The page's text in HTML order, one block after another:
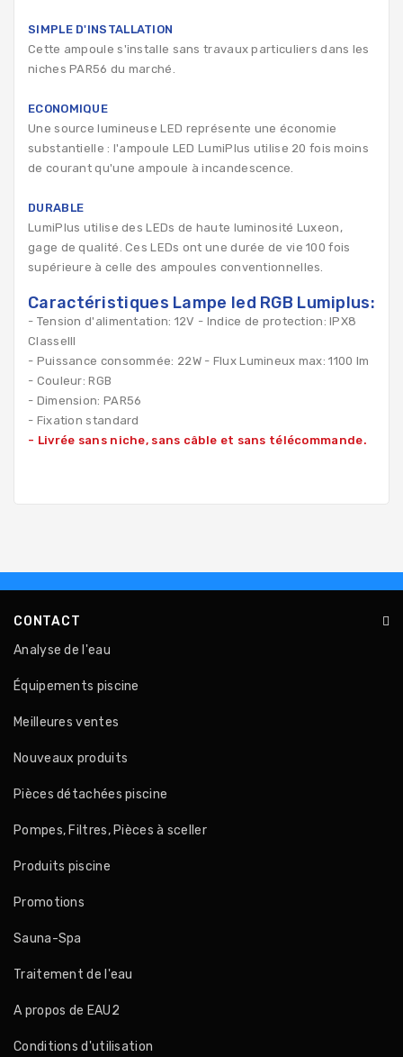
SIMPLE D'INSTALLATION
Cette ampoule s'installe sans travaux particuliers dans les
niches PAR56 du marché.
ECONOMIQUE
Une source lumineuse LED représente une économie
substantielle : l'ampoule LED LumiPlus utilise 20 fois moins
de courant qu'une ampoule à incandescence.
DURABLE
LumiPlus utilise des LEDs de haute luminosité Luxeon,
gage de qualité. Ces LEDs ont une durée de vie 100 fois
supérieure à celle des ampoules conventionnelles.
Caractéristiques Lampe led RGB Lumiplus:
- Tension d'alimentation: 12V - Indice de protection: IPX8
ClasseIII
- Puissance consommée: 22W - Flux Lumineux max: 1100 lm
- Couleur: RGB
- Dimension: PAR56
- Fixation standard
- Livrée sans niche, sans câble et sans télécommande.
CONTACT
Analyse de l'eau
Équipements piscine
Meilleures ventes
Nouveaux produits
Pièces détachées piscine
Pompes, Filtres, Pièces à sceller
Produits piscine
Promotions
Sauna-Spa
Traitement de l'eau
A propos de EAU2
Conditions d'utilisation